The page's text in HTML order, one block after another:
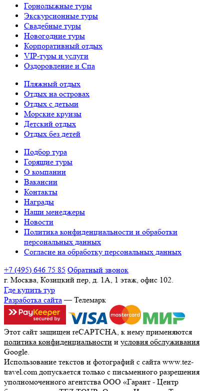
Горнолыжные туры
Экскурсионные туры
Свадебные туры
Новогодние туры
Корпоративный отдых
VIP-туры и услуги
Оздоровление и Спа
Пляжный отдых
Отдых на островах
Отдых с детьми
Морские круизы
Детский отдых
Отдых без детей
Подбор тура
Горящие туры
О компании
Вакансии
Контакты
Награды
Наши менеджеры
Новости
Политика конфиденциальности и обработки
персональных данных
Согласие на обработку персональных данных
+7 (495) 646 75 85 Обратный звонок
г. Москва, Козицкий пер, д. 1А, 1 этаж, офис 102.
Где купить тур
Разработка сайта— Телемарк
Этот сайт защищен reCAPTCHA, к нему применяются
политика конфиденциальности и условия обслуживания
Google.
Использование текстов и фотографий с сайта www.tez-
travel.com допускается только с письменного разрешения
уполномоченного агентства ООО «Гарант - Центр